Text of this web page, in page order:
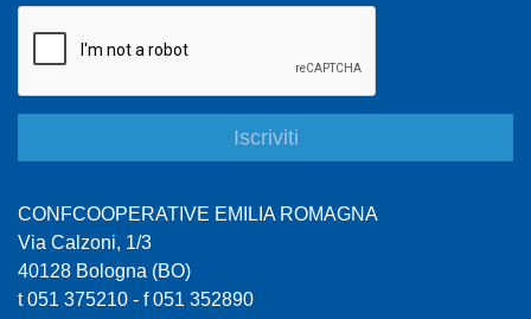
CONFCOOPERATIVE EMILIA ROMAGNA
Via Calzoni, 1/3
40128 Bologna (BO)
t 051 375210 - f 051 352890